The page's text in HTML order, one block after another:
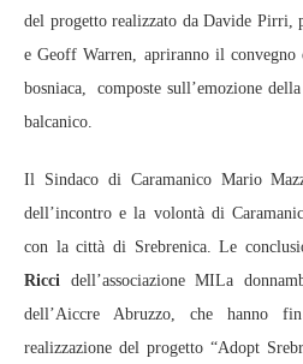
del progetto realizzato da Davide
e Geoff Warren, apriranno il convegno
bosniaca, composte sull’emozione
balcanico.
Il Sindaco di Caramanico Mario
dell’incontro e la volontà di
con la città di Srebrenica. Le
Ricci dell’associazione MILa
dell’Aiccre Abruzzo, che hanno
realizzazione del progetto “Adopt